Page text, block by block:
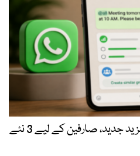
واٹس ایپ کے گروپ چیٹس مزید جدید، صارفین کے لیے 3 نئے